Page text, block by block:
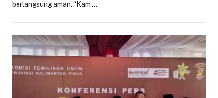
berlangsung aman. “Kami…